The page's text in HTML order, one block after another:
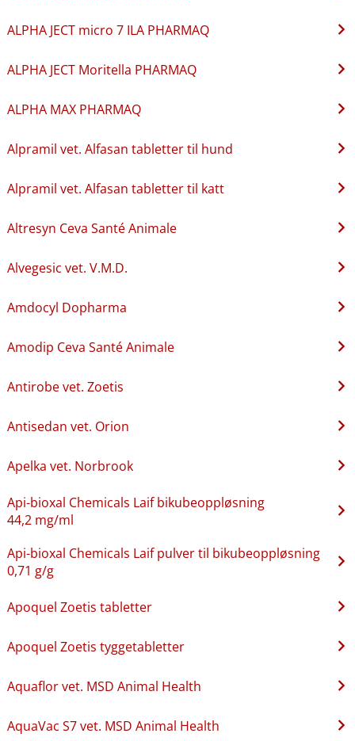
ALPHA JECT micro 7 ILA PHARMAQ
ALPHA JECT Moritella PHARMAQ
ALPHA MAX PHARMAQ
Alpramil vet. Alfasan tabletter til hund
Alpramil vet. Alfasan tabletter til katt
Altresyn Ceva Santé Animale
Alvegesic vet. V.M.D.
Amdocyl Dopharma
Amodip Ceva Santé Animale
Antirobe vet. Zoetis
Antisedan vet. Orion
Apelka vet. Norbrook
Api-bioxal Chemicals Laif bikubeoppløsning
44,2 mg/ml
Api-bioxal Chemicals Laif pulver til bikubeoppløsning
0,71 g/g
Apoquel Zoetis tabletter
Apoquel Zoetis tyggetabletter
Aquaflor vet. MSD Animal Health
AquaVac S7 vet. MSD Animal Health